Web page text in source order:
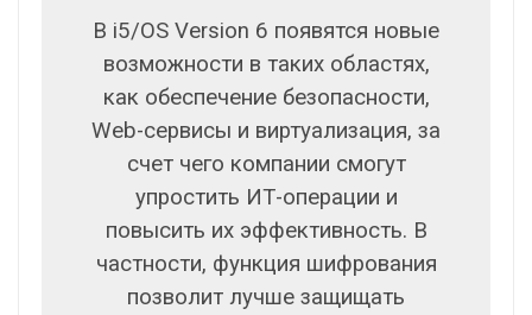
В i5/OS Version 6 появятся новые
возможности в таких областях,
как обеспечение безопасности,
Web-сервисы и виртуализация, за
счет чего компании смогут
упростить ИТ-операции и
повысить их эффективность. В
частности, функция шифрования
позволит лучше защищать